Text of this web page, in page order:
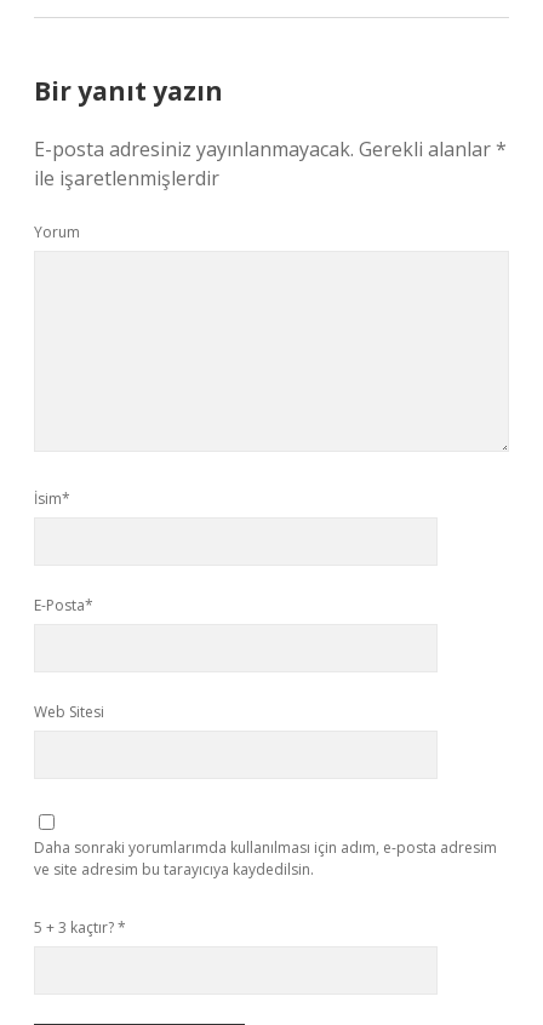
Bir yanıt yazın
E-posta adresiniz yayınlanmayacak. Gerekli alanlar*
ile işaretlenmişlerdir
Yorum
İsim*
E-Posta*
Web Sitesi
Daha sonraki yorumlarımda kullanılması için adım, e-posta adresim
ve site adresim bu tarayıcıya kaydedilsin.
5 + 3 kaçtır?*